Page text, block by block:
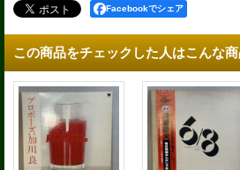
Facebookでシェア
この商品をチェックした人はこんな